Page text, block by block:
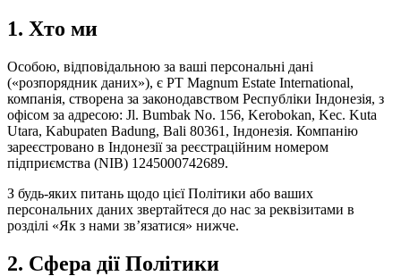
1. Хто ми
Особою, відповідальною за ваші персональні дані
(«розпорядник даних»), є PT Magnum Estate International,
компанія, створена за законодавством Республіки Індонезія, з
офісом за адресою: Jl. Bumbak No. 156, Kerobokan, Kec. Kuta
Utara, Kabupaten Badung, Bali 80361, Індонезія. Компанію
зареєстровано в Індонезії за реєстраційним номером
підприємства (NIB) 1245000742689.
З будь-яких питань щодо цієї Політики або ваших
персональних даних звертайтеся до нас за реквізитами в
розділі «Як з нами зв’язатися» нижче.
2. Сфера дії Політики